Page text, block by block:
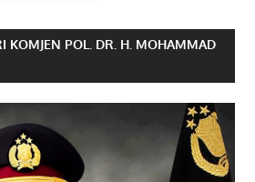
KOMJEN POL. DR. H. MOHAMMAD